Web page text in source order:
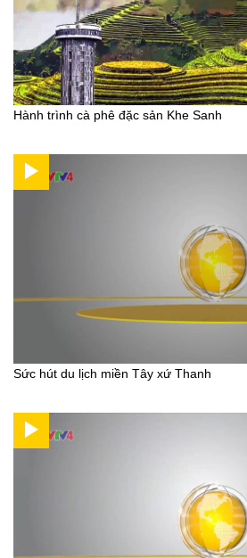
Hành trình cà phê đặc sản Khe Sanh
Sức hút du lịch miền Tây xứ Thanh